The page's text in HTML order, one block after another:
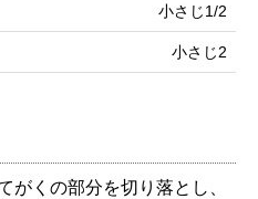
小さじ1/2
小さじ2
くの部分を切り落とし、